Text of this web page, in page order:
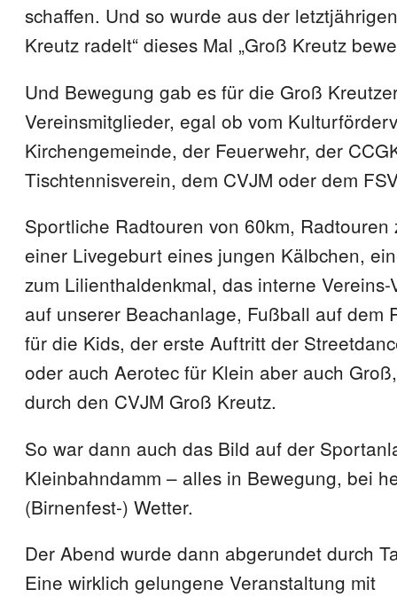
schaffen. Und so wurde aus der
Kreutz radelt“ dieses Mal „Groß Kreutz
Und Bewegung gab es für die Groß
Vereinsmitglieder, egal ob vom
Kirchengemeinde, der Feuerwehr, der
Tischtennisverein, dem CVJM oder dem
Sportliche Radtouren von 60km, Radtouren
einer Livegeburt eines jungen Kälbchen,
zum Lilienthaldenkmal, das interne
auf unserer Beachanlage, Fußball auf dem
für die Kids, der erste Auftritt der
oder auch Aerotec für Klein aber auch
durch den CVJM Groß Kreutz.
So war dann auch das Bild auf der
Kleinbahndamm – alles in Bewegung, bei
(Birnenfest-) Wetter.
Der Abend wurde dann abgerundet durch
Eine wirklich gelungene Veranstaltung mit